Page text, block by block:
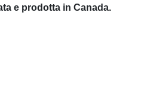
e prodotta in Canada.